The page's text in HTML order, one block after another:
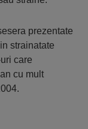
prezentate
strainatate
care
cu mult